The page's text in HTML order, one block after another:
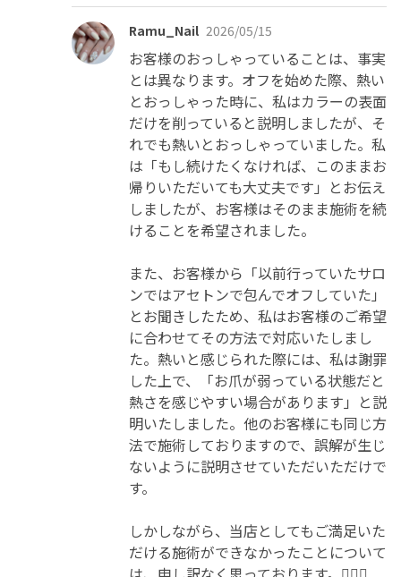
Ramu_Nail 2026/05/15
お客様のおっしゃっていることは、事実
とは異なります。オフを始めた際、熱い
とおっしゃった時に、私はカラーの表面
だけを削っていると説明しましたが、そ
れでも熱いとおっしゃっていました。私
は「もし続けたくなければ、このままお
帰りいただいても大丈夫です」とお伝え
しましたが、お客様はそのまま施術を続
けることを希望されました。
また、お客様から「以前行っていたサロ
ンではアセトンで包んでオフしていた」
とお聞きしたため、私はお客様のご希望
に合わせてその方法で対応いたしまし
た。熱いと感じられた際には、私は謝罪
した上で、「お爪が弱っている状態だと
熱さを感じやすい場合があります」と説
明いたしました。他のお客様にも同じ方
法で施術しておりますので、誤解が生じ
ないように説明させていただいただけで
す。
しかしながら、当店としてもご満足いた
だける施術ができなかったことについて